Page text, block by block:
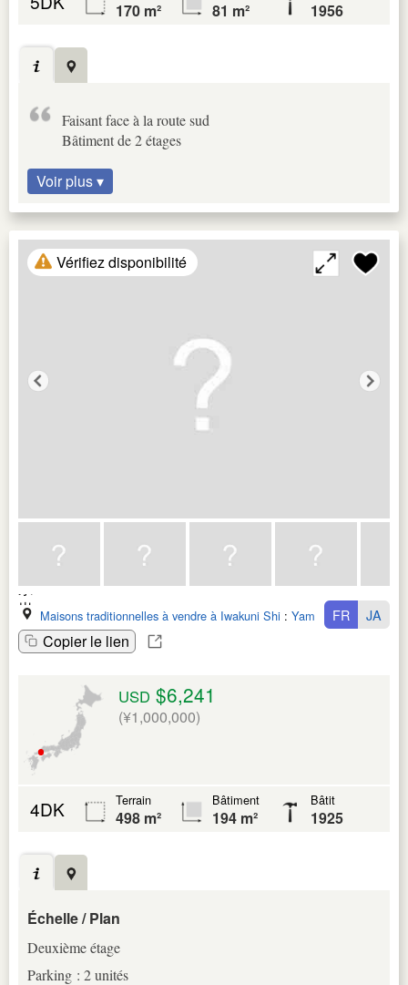
170 m² 81 m² 1956
Faisant face à la route sud
Bâtiment de 2 étages
Voir plus ▾
Vérifiez disponibilité
Maisons traditionnelles à vendre à Iwakuni Shi : Yamaguchi Ken
Copier le lien
FR JA
USD $6,241
(¥1,000,000)
4DK Terrain
498 m²
Bâtiment
194 m²
Bâtit
1925
Échelle / Plan
Deuxième étage
Parking : 2 unités